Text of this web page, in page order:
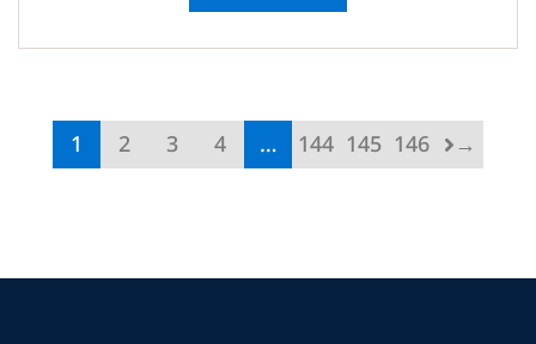
1 2 3 4 … 144 145 146 →